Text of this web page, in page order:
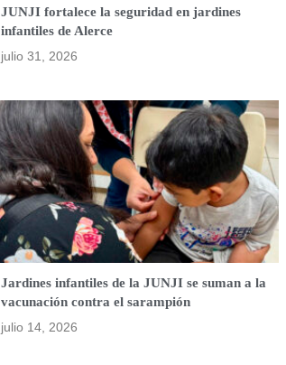
JUNJI fortalece la seguridad en jardines
infantiles de Alerce
julio 31, 2026
Jardines infantiles de la JUNJI se suman a la
vacunación contra el sarampión
julio 14, 2026